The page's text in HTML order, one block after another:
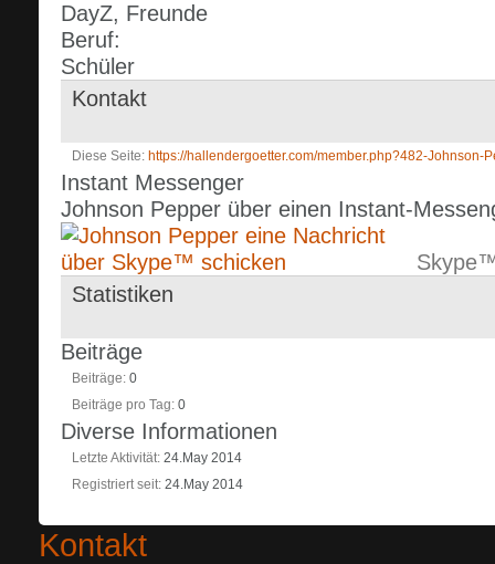
DayZ, Freunde
Beruf:
Schüler
Kontakt
Diese Seite https://hallendergoetter.com/member.php?482-
Instant Messenger
Johnson Pepper über einen Instant-
Statistiken
Beiträge
Beiträge 0
Beiträge pro Tag 0
Diverse Informationen
Letzte Aktivität 24.May 2014
Registriert seit 24.May 2014
Kontakt